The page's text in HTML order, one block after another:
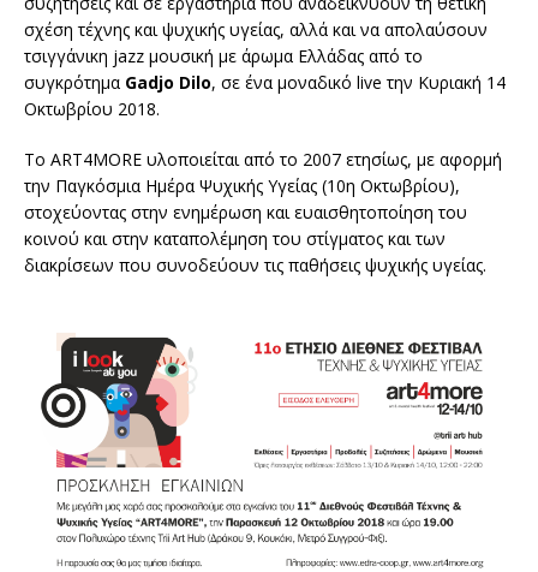
σχέση τέχνης και ψυχικής υγείας, αλλά και να απολαύσουν
τσιγγάνικη jazz μουσική με άρωμα Ελλάδας από το
συγκρότημα Gadjo Dilo, σε ένα μοναδικό live την Κυριακή 14
Οκτωβρίου 2018.
Το ART4MORE υλοποιείται από το 2007 ετησίως, με αφορμή
την Παγκόσμια Ημέρα Ψυχικής Υγείας (10η Οκτωβρίου),
στοχεύοντας στην ενημέρωση και ευαισθητοποίηση του
κοινού και στην καταπολέμηση του στίγματος και των
διακρίσεων που συνοδεύουν τις παθήσεις ψυχικής υγείας.